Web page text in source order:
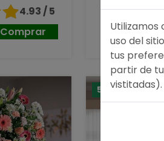
4.93 / 5
Comprar
190,00 €
503,00 €
Utilizamos
uso del
tus
partir de
vistitadas).